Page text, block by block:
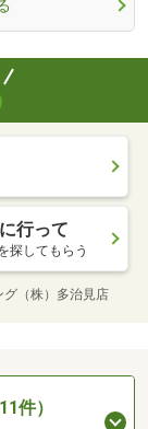
行って
探してもらう
（株）多治見店
件）